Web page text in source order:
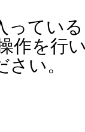
ってい
作を行
い。